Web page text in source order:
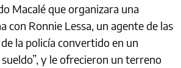
Macalé que organizara una
con Ronnie Lessa, un agente de las
la policía convertido en un
y le ofrecieron un terreno